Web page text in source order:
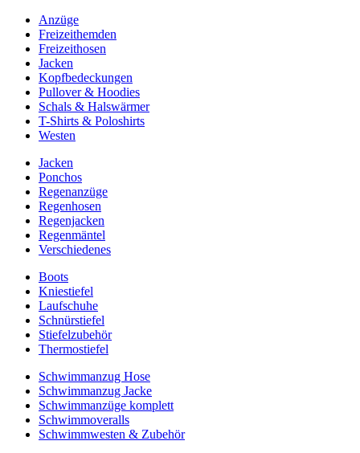
Anzüge
Freizeithemden
Freizeithosen
Jacken
Kopfbedeckungen
Pullover & Hoodies
Schals & Halswärmer
T-Shirts & Poloshirts
Westen
Jacken
Ponchos
Regenanzüge
Regenhosen
Regenjacken
Regenmäntel
Verschiedenes
Boots
Kniestiefel
Laufschuhe
Schnürstiefel
Stiefelzubehör
Thermostiefel
Schwimmanzug Hose
Schwimmanzug Jacke
Schwimmanzüge komplett
Schwimmoveralls
Schwimmwesten & Zubehör